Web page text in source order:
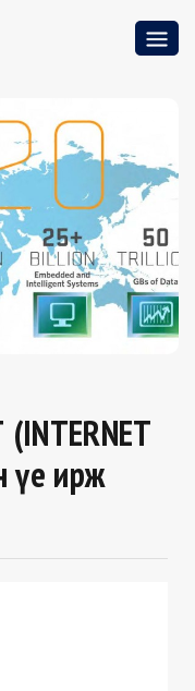
үе ирж